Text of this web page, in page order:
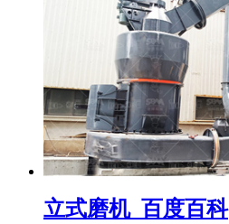
立式磨机_百度百科